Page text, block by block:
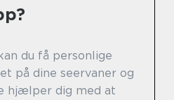
du få personlige
på dine seervaner og
hjælper dig med at